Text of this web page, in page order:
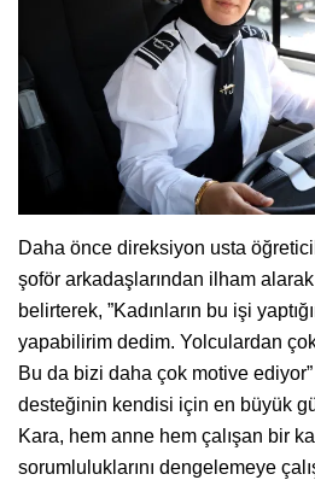
Daha önce direksiyon usta
şoför arkadaşlarından ilham alarak
belirterek, ”Kadınların bu işi
yapabilirim dedim. Yolculardan
Bu da bizi daha çok motive
desteğinin kendisi için en büyük
Kara, hem anne hem çalışan bir
sorumluluklarını dengelemeye